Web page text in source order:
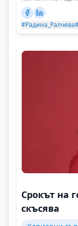
#Радина_Ралчева
Срокът на
скъсява